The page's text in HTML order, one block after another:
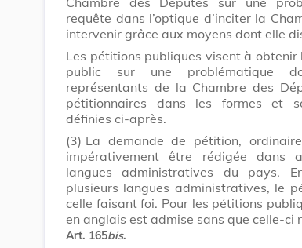
requête dans l’optique d’inciter la
intervenir grâce aux moyens dont elle
Les pétitions publiques visent à obtenir
public sur une problématique
représentants de la Chambre des
pétitionnaires dans les formes et
définies ci-après.
(3) La demande de pétition,
impérativement être rédigée dans
langues administratives du pays.
plusieurs langues administratives, le
celle faisant foi. Pour les pétitions
en anglais est admise sans que celle-ci
Art. 165bis.